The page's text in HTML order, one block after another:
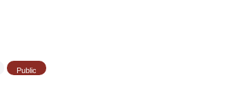
Public